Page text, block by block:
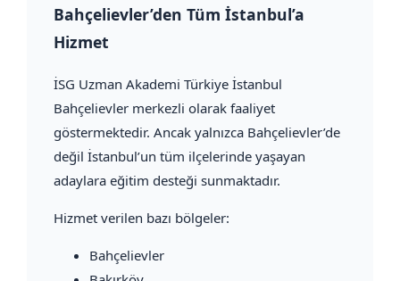
Bahçelievler’den Tüm İstanbul’a
Hizmet
İSG Uzman Akademi Türkiye İstanbul
Bahçelievler merkezli olarak faaliyet
göstermektedir. Ancak yalnızca Bahçelievler’de
değil İstanbul’un tüm ilçelerinde yaşayan
adaylara eğitim desteği sunmaktadır.
Hizmet verilen bazı bölgeler:
Bahçelievler